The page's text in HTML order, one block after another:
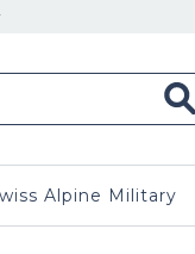
Alpine Military